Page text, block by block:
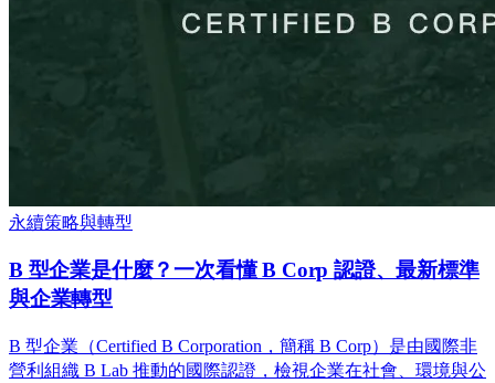
永續策略與轉型
B 型企業是什麼？一次看懂 B Corp 認證、最新標準
與企業轉型
B 型企業（Certified B Corporation，簡稱 B Corp）是由國際非
營利組織 B Lab 推動的國際認證，檢視企業在社會、環境與公